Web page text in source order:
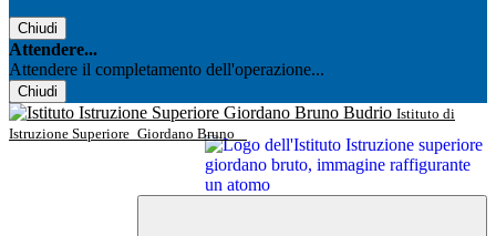
Chiudi
Attendere...
Attendere il completamento dell'operazione...
Chiudi
Istituto di
Istruzione Superiore Giordano Bruno